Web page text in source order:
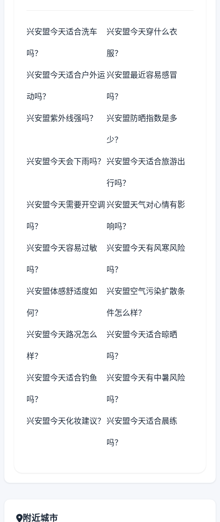
兴安盟今天适合洗车
吗？
兴安盟今天穿什么衣
服？
兴安盟今天适合户外运
动吗？
兴安盟最近容易感冒
吗？
兴安盟紫外线强吗？ 兴安盟防晒指数是多
少？
兴安盟今天会下雨吗？ 兴安盟今天适合旅游出
行吗？
兴安盟今天需要开空调
吗？
兴安盟天气对心情有影
响吗？
兴安盟今天容易过敏
吗？
兴安盟今天有风寒风险
吗？
兴安盟体感舒适度如
何？
兴安盟空气污染扩散条
件怎么样？
兴安盟今天路况怎么
样？
兴安盟今天适合晾晒
吗？
兴安盟今天适合钓鱼
吗？
兴安盟今天有中暑风险
吗？
兴安盟今天化妆建议？ 兴安盟今天适合晨练
吗？
附近城市